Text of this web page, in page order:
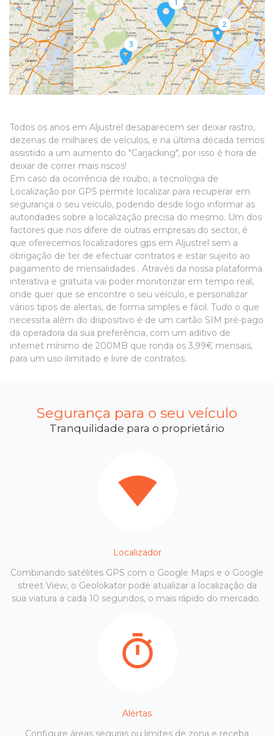
Todos os anos em Aljustrel desaparecem ser deixar rastro,
dezenas de milhares de veículos, e na última década temos
assistido a um aumento do "Carjacking", por isso é hora de
deixar de correr mais riscos!
Em caso da ocorrência de roubo, a tecnologia de
Localização por GPS permite localizar para recuperar em
segurança o seu veículo, podendo desde logo informar as
autoridades sobre a localização precisa do mesmo. Um dos
factores que nos difere de outras empresas do sector, é
que oferecemos localizadores gps em Aljustrel sem a
obrigação de ter de efectuar contratos e estar sujeito ao
pagamento de mensalidades . Através da nossa plataforma
interativa e gratuita vai poder monitorizar em tempo real,
onde quer que se encontre o seu veículo, e personalizar
vários tipos de alertas, de forma simples e fácil. Tudo o que
necessita além do dispositivo é de um cartão SIM pré-pago
da operadora da sua preferência, com um aditivo de
internet mínimo de 200MB que ronda os 3,99€ mensais,
para um uso ilimitado e livre de contratos.
Segurança para o seu veículo
Tranquilidade para o proprietário
Localizador
Combinando satélites GPS com o Google Maps e o Google
street View, o Geolokator pode atualizar a localização da
sua viatura a cada 10 segundos, o mais rápido do mercado.
Alertas
Configure áreas seguras ou limites de zona e receba